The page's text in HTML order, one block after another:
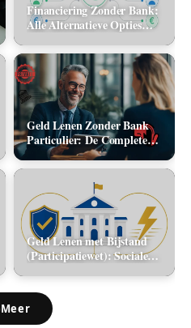
Financiering Zonder Bank:
Alle Alternatieve Opties
Geld Lenen Zonder Bank
Particulier: De Complete
Gids (2026)
Geld Lenen met Bijstand
(Participatiewet): Sociale
Meer